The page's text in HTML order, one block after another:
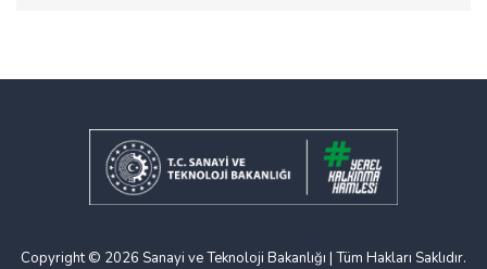
Copyright © 2026 Sanayi ve Teknoloji Bakanlığı | Tüm Hakları Saklıdır.